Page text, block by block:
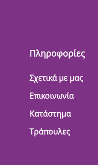
Πληροφορίες
Σχετικά με μας
Επικοινωνία
Κατάστημα
Τράπουλες